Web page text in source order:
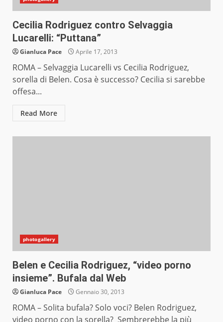
Cecilia Rodriguez contro Selvaggia
Lucarelli: “Puttana”
Gianluca Pace Aprile 17, 2013
ROMA – Selvaggia Lucarelli vs Cecilia Rodriguez,
sorella di Belen. Cosa è successo? Cecilia si sarebbe
offesa...
Read More
photogallery
Belen e Cecilia Rodriguez, “video porno
insieme”. Bufala dal Web
Gianluca Pace Gennaio 30, 2013
ROMA – Solita bufala? Solo voci? Belen Rodriguez,
video porno con la sorella? Sembrerebbe la più